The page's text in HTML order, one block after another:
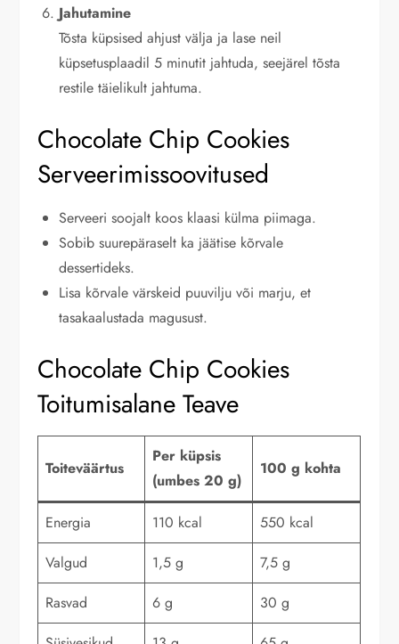
Jahutamine
Tõsta küpsised ahjust välja ja lase neil
küpsetusplaadil 5 minutit jahtuda, seejärel tõsta
restile täielikult jahtuma.
Chocolate Chip Cookies
Serveerimissoovitused
Serveeri soojalt koos klaasi külma piimaga.
Sobib suurepäraselt ka jäätise kõrvale
dessertideks.
Lisa kõrvale värskeid puuvilju või marju, et
tasakaalustada magusust.
Chocolate Chip Cookies
Toitumisalane Teave
Toiteväärtus
Per küpsis
(umbes 20 g)
100 g kohta
Energia 110 kcal
550 kcal
Valgud
1,5 g
7,5 g
Rasvad
6 g
30 g